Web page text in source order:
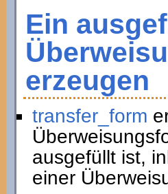
Ein
erzeugen
transfer_form
ausgefüllt ist,
einer